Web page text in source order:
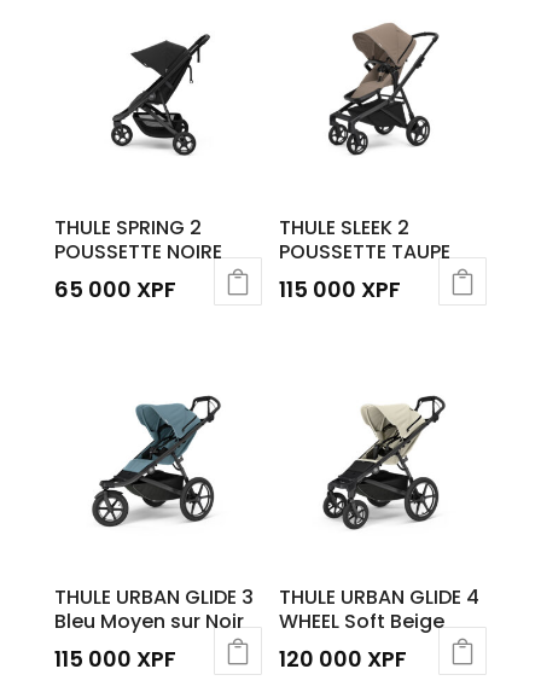
THULE SPRING 2
POUSSETTE NOIRE
65 000 XPF
THULE SLEEK 2
POUSSETTE TAUPE
115 000 XPF
THULE URBAN GLIDE 3
Bleu Moyen sur Noir
115 000 XPF
THULE URBAN GLIDE 4
WHEEL Soft Beige
120 000 XPF